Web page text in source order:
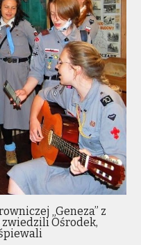
„Geneza” z
Ośrodek,